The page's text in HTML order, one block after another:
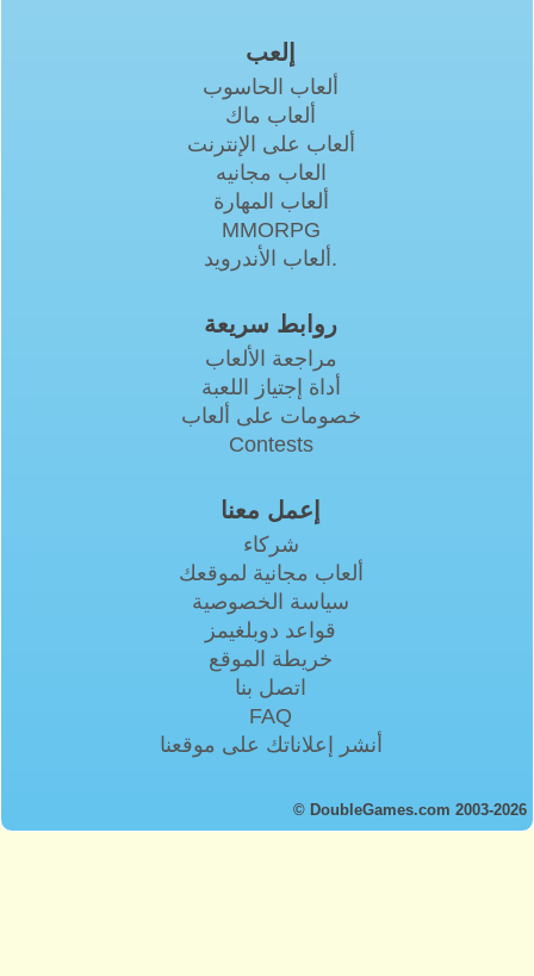
إلعب
ألعاب الحاسوب
ألعاب ماك
ألعاب على الإنترنت
العاب مجانيه
ألعاب المهارة
MMORPG
ألعاب الأندرويد.
روابط سريعة
مراجعة الألعاب
أداة إجتياز اللعبة
خصومات على ألعاب
Contests
إعمل معنا
شركاء
ألعاب مجانية لموقعك
سياسة الخصوصية
قواعد دوبلغيمز
خريطة الموقع
اتصل بنا
FAQ
أنشر إعلاناتك على موقعنا
© DoubleGames.com 2003-2026